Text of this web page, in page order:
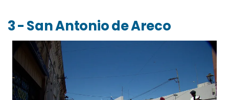
3 - San Antonio de Areco